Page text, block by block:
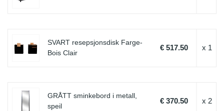
SVART resepsjonsdisk Farge-
Bois Clair
€ 517.50 x 1
GRÅTT sminkebord i metall,
speil
€ 370.50 x 2